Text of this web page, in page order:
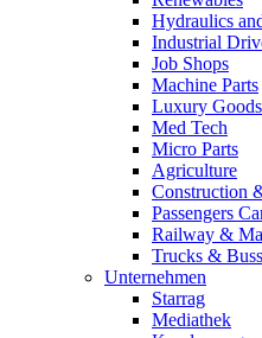
Hydraulics
Industrial
Job Shops
Machine Parts
Luxury Goods
Med Tech
Micro Parts
Agriculture
Construction
Passengers
Railway &
Trucks &
Unternehmen
Starrag
Mediathek